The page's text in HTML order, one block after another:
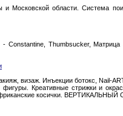
и Московской области. Система
Thumbsucker,
визаж. Инъекции ботокс, Nail-
Креативные стрижки и
косички.